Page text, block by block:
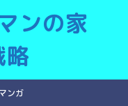
ンの家
略
マンガ